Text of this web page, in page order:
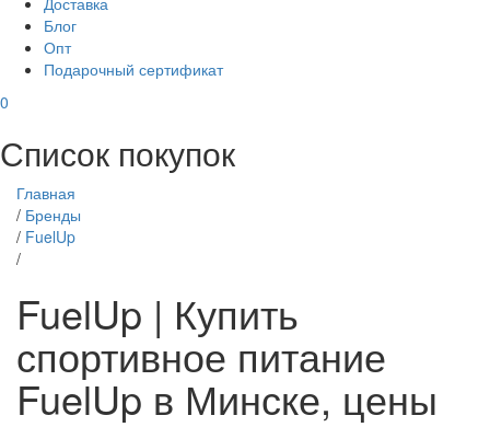
Блог
Опт
Подарочный сертификат
0
Список покупок
Главная
/ Бренды
/ FuelUp
/
FuelUp | Купить
спортивное питание
FuelUp в Минске, цены